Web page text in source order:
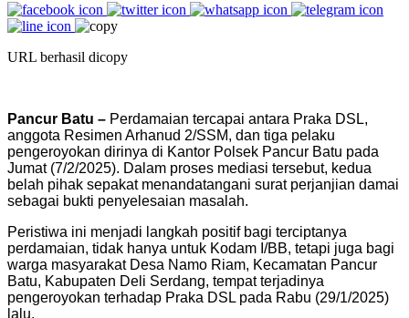
URL berhasil dicopy
Pancur Batu – Perdamaian tercapai antara Praka DSL,
anggota Resimen Arhanud 2/SSM, dan tiga pelaku
pengeroyokan dirinya di Kantor Polsek Pancur Batu pada
Jumat (7/2/2025). Dalam proses mediasi tersebut, kedua
belah pihak sepakat menandatangani surat perjanjian damai
sebagai bukti penyelesaian masalah.
Peristiwa ini menjadi langkah positif bagi terciptanya
perdamaian, tidak hanya untuk Kodam I/BB, tetapi juga bagi
warga masyarakat Desa Namo Riam, Kecamatan Pancur
Batu, Kabupaten Deli Serdang, tempat terjadinya
pengeroyokan terhadap Praka DSL pada Rabu (29/1/2025)
lalu.